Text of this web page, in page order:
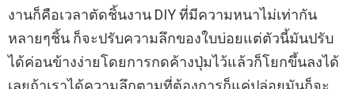
งานก็คือเวลาตัดชิ้นงาน DIY ที่มีความหนาไม่เท่ากัน
หลายๆชิ้น ก็จะปรับความลึกของใบบ่อยแต่ตัวนี้มันปรับ
ได้ค่อนข้างง่ายโดยการกดค้างปุ่มไว้แล้วก็โยกขึ้นลงได้
เลยถ้าเราได้ความลึกตามที่ต้องการก็แค่ปล่อยมันก็จะ